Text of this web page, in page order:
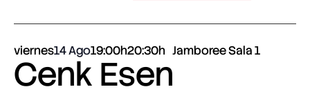
viernes14 Ago19:00h20:30h Jamboree Sala 1
Cenk Esen